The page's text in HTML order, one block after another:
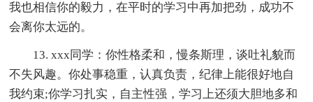
我也相信你的毅力，在平时的学习中再加把劲，成功不
会离你太远的。
13. xxx同学：你性格柔和，慢条斯理，谈吐礼貌而
不失风趣。你处事稳重，认真负责，纪律上能很好地自
我约束;你学习扎实，自主性强，学习上还须大胆地多和